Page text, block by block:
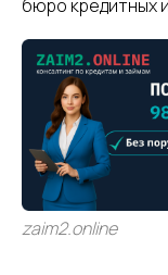
бюро кредитных
zaim2.online